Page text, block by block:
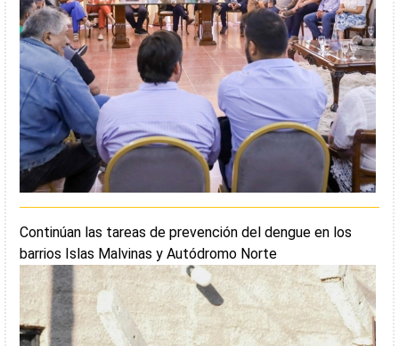
Continúan las tareas de prevención del dengue en los
barrios Islas Malvinas y Autódromo Norte